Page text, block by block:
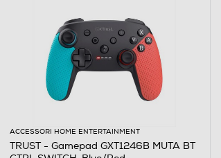
ACCESSORI HOME ENTERTAINMENT
TRUST - Gamepad GXT1246B MUTA BT